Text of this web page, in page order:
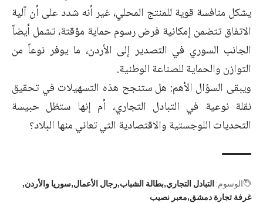
يشكل منافسة قوية للمنتج المحلي، غير أنه شدد على أن آلية
الاتفاق تتضمن إمكانية فرض رسوم حماية مؤقتة، تشمل أيضاً
الجانب السوري في التصدير إلى الأردن، ما يوفر نوعاً من
التوازن والحماية للصناعة الوطنية.
ويبقى السؤال الأهم: هل ستنجح هذه التسهيلات في تحقيق
نقلة نوعية في التبادل التجاري، أم إنها ستظل حبيسة
التحديات اللوجستية والاقتصادية التي تعاني منها البلاد؟
الوسوم: التبادل التجاري بطالة الشباب رجال الأعمال سوريا والأردن
غرفة تجارة دمشق معبر نصيب